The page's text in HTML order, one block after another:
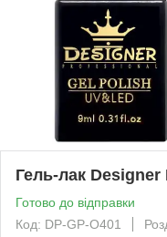
Гель-лак
Готово до відправки
Код: DP-GP-O401